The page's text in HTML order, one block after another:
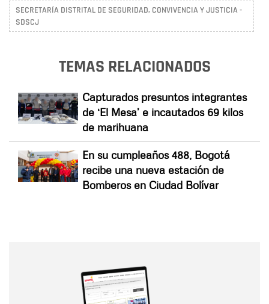
SECRETARÍA DISTRITAL DE SEGURIDAD, CONVIVENCIA Y JUSTICIA -
SDSCJ
TEMAS RELACIONADOS
Capturados presuntos integrantes
de ‘El Mesa’ e incautados 69 kilos
de marihuana
En su cumpleaños 488, Bogotá
recibe una nueva estación de
Bomberos en Ciudad Bolívar
Correo electrónico